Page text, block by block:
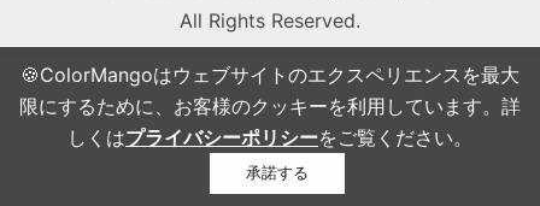
🍪ColorMangoはウェブサイトのエクスペリエンスを最大
限にするために、お客様のクッキーを利用しています。詳
しくはプライバシーポリシーをご覧ください。
承諾する
All Rights Reserved.